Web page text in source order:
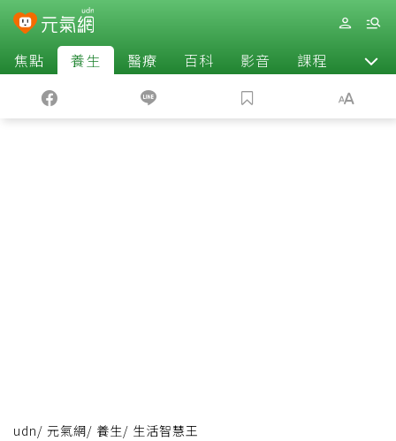
焦點 養生 醫療 百科 影音 課程 退休
udn/ 元氣網/ 養生/ 生活智慧王